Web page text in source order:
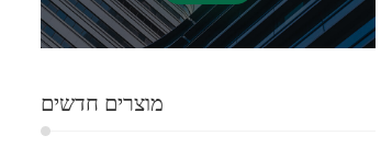
מוצרים חדשים